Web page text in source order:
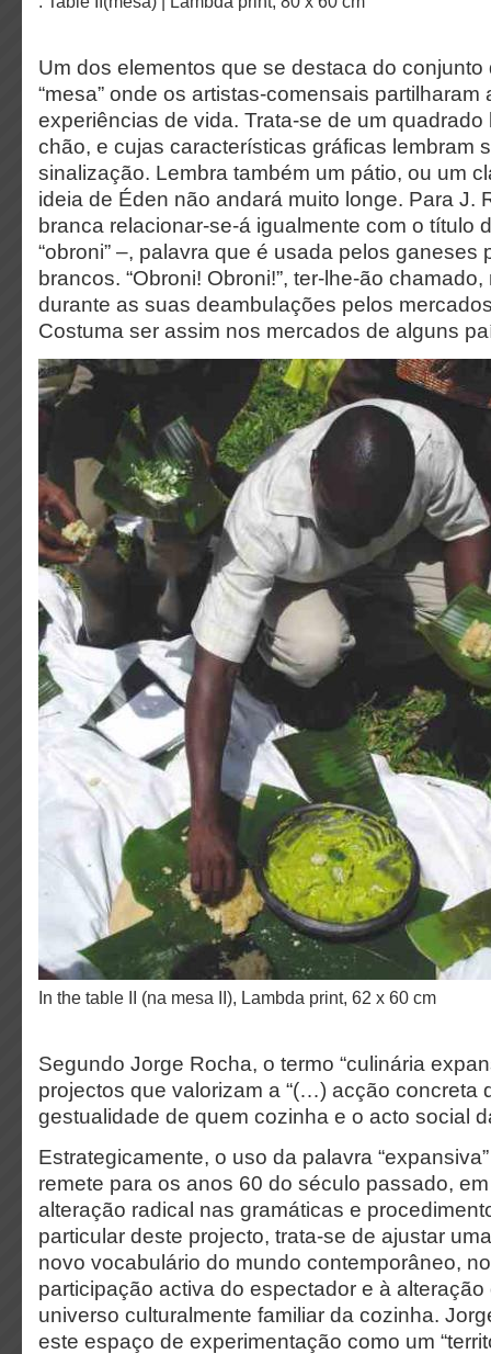
Um dos elementos que se destaca do
“mesa” onde os artistas-comensais partilharam
experiências de vida. Trata-se de um
chão, e cujas características gráficas lembram
sinalização. Lembra também um pátio, ou um
ideia de Éden não andará muito longe. Para J.
branca relacionar-se-á igualmente com o título
“obroni” –, palavra que é usada pelos ganeses
brancos. “Obroni! Obroni!”, ter-lhe-ão
durante as suas deambulações pelos
Costuma ser assim nos mercados de alguns
In the table II (na mesa II), Lambda print, 62 x 60 cm
Segundo Jorge Rocha, o termo “culinária
projectos que valorizam a “(…) acção concreta
gestualidade de quem cozinha e o acto social
Estrategicamente, o uso da palavra
remete para os anos 60 do século passado,
alteração radical nas gramáticas e
particular deste projecto, trata-se de ajustar
novo vocabulário do mundo contemporâneo,
participação activa do espectador e à
universo culturalmente familiar da cozinha.
este espaço de experimentação como um